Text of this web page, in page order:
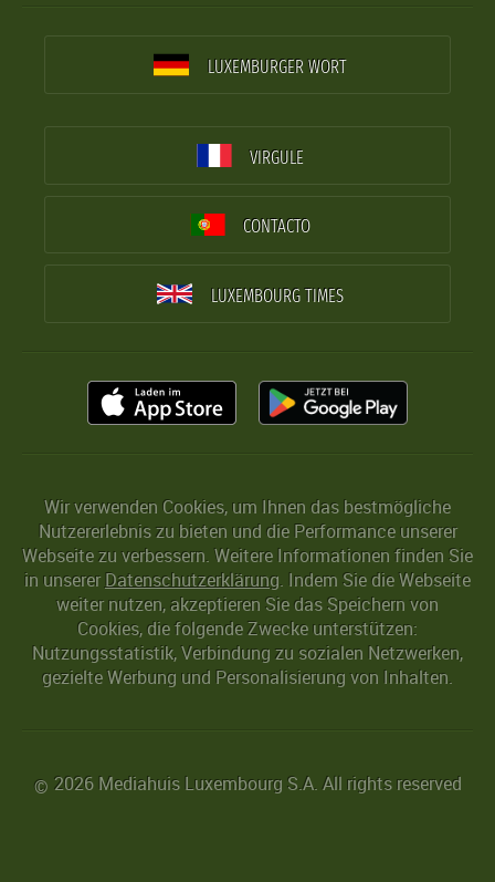
LUXEMBURGER WORT
VIRGULE
CONTACTO
LUXEMBOURG TIMES
Wir verwenden Cookies, um Ihnen das bestmögliche
Nutzererlebnis zu bieten und die Performance unserer
Webseite zu verbessern. Weitere Informationen finden Sie
in unserer Datenschutzerklärung. Indem Sie die Webseite
weiter nutzen, akzeptieren Sie das Speichern von
Cookies, die folgende Zwecke unterstützen:
Nutzungsstatistik, Verbindung zu sozialen Netzwerken,
gezielte Werbung und Personalisierung von Inhalten.
© 2026 Mediahuis Luxembourg S.A. All rights reserved